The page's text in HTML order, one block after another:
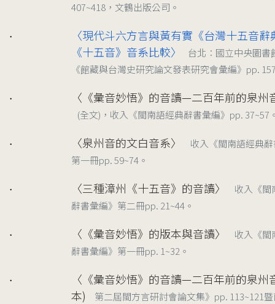
407~418，文鶴出版公司。
〈現代斗六方言與黃有實《台灣十五音辭
《十五音》音系比較〉
台北：國立中央圖書
《館藏與台灣史研究論文發表研究會彙編》pp.
〈《彙音妙悟》的音讀—二百年前的泉州
(全文)，收入《閩南語經典辭書彙編》pp. 37~57
〈泉州音的文白音系〉
收入《閩南語經典
第一冊pp. 59~74。
〈三種漳州《十五音》的音讀〉
收入《閩
辭書彙編》第二冊pp. 21~44。
〈《彙音妙悟》的版本與音讀〉
收入《閩
辭書彙編》第一冊pp. 1~32。
〈《彙音妙悟》的音讀—二百年前的泉州
本)
第二屆閩方言研討會論文集》pp. 113~121